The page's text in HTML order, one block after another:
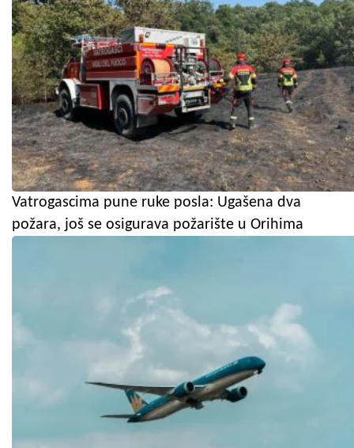
Vatrogascima pune ruke posla: Ugašena dva
požara, još se osigurava požarište u Orihima